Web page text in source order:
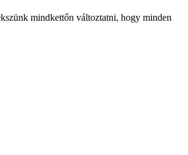
mindkettőn változtatni, hogy minden